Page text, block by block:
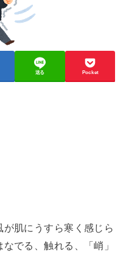
送る Pocket
肌にうすら寒く感じら
でる、触れる、「峭」